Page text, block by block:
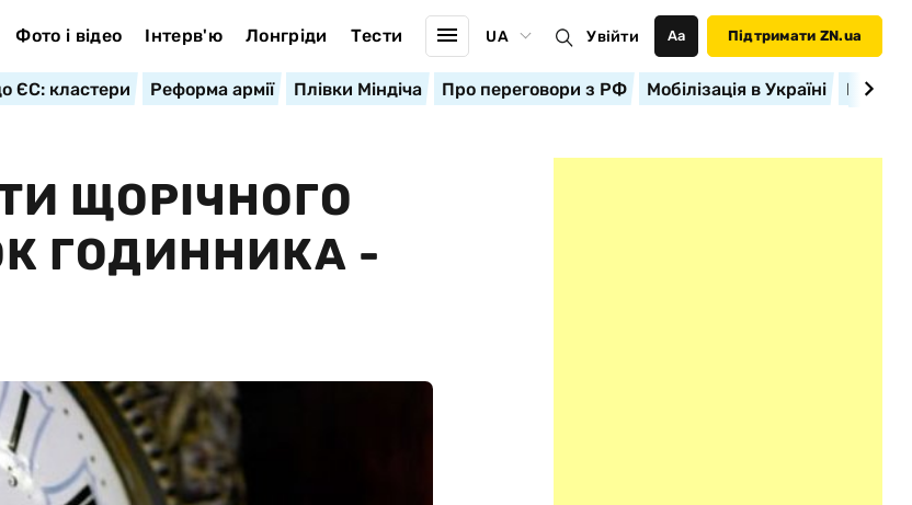
Фото і відео Інтерв'ю Лонгріди Тести UA Увійти Аа Підтримати ZN.ua
ЄС: кластери Реформа армії Плівки Міндіча Про переговори з РФ Мобілізація в Україні
ЩОРІЧНОГО
ГОДИННИКА -